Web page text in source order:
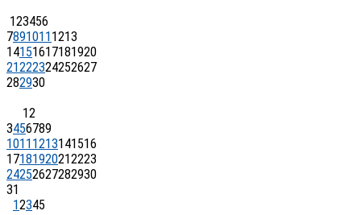
123456
7891011 1213
14151617181920
21222324252627
282930
12
3456789
1011 1213141516
17181920212223
24252627282930
31
12345